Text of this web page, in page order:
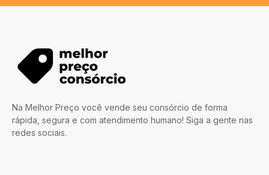
Na Melhor Preço você vende seu consórcio de forma
rápida, segura e com atendimento humano! Siga a gente nas
redes sociais.